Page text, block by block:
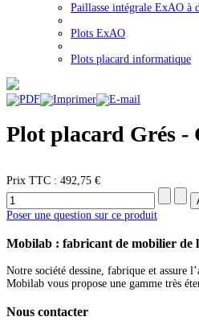
Paillasse intégrale ExAO à
Plots ExAO
Plots placard informatique
Plot placard Grés -
Prix ​​TTC : 492,75 €
Poser une question sur ce produit
Mobilab : fabricant de mobilier de
Notre société dessine, fabrique et
Mobilab vous propose une gamme très
Nous contacter